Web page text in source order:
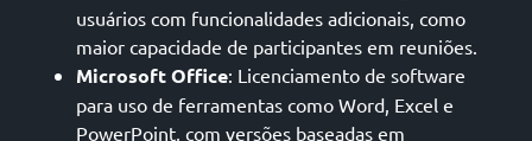
usuários com funcionalidades adicionais, como
maior capacidade de participantes em reuniões.
Microsoft Office: Licenciamento de software
para uso de ferramentas como Word, Excel e
PowerPoint, com versões baseadas em